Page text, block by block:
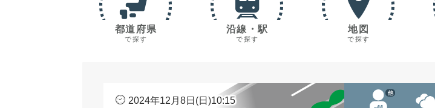
都道府県
で探す
沿線・駅
で探す
地図
で探す
2024年12月8日(日)10:15
他